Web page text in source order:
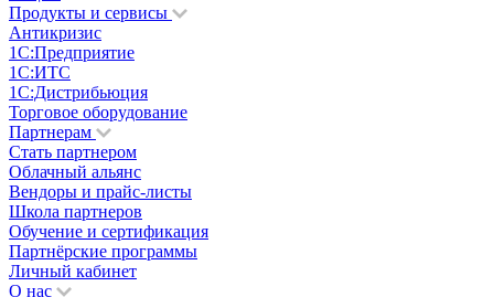
Продукты и сервисы
Антикризис
1С:Предприятие
1С:ИТС
1С:Дистрибьюция
Торговое оборудование
Партнерам
Стать партнером
Облачный альянс
Вендоры и прайс-листы
Школа партнеров
Обучение и сертификация
Партнёрские программы
Личный кабинет
О нас